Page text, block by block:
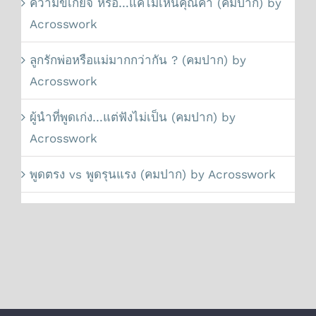
ความขี้เกียจ หรือ…แค่ไม่เห็นคุณค่า (คมปาก) by
Acrosswork
ลูกรักพ่อหรือแม่มากกว่ากัน ? (คมปาก) by
Acrosswork
ผู้นำที่พูดเก่ง…แต่ฟังไม่เป็น (คมปาก) by
Acrosswork
พูดตรง vs พูดรุนแรง (คมปาก) by Acrosswork